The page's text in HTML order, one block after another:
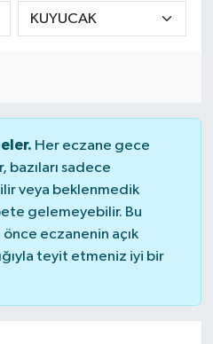
Her eczane gece
bazıları sadece
veya beklenmedik
gelemeyebilir. Bu
eczanenin açık
teyit etmeniz iyi bir